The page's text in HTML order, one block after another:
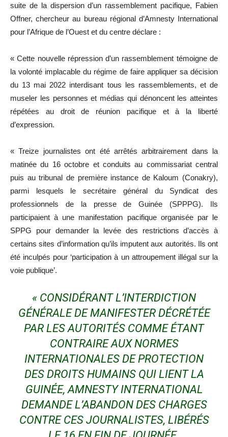
suite de la dispersion d’un rassemblement pacifique, Fabien
Offner, chercheur au bureau régional d’Amnesty International
pour l’Afrique de l’Ouest et du centre déclare :
« Cette nouvelle répression d’un rassemblement témoigne de
la volonté implacable du régime de faire appliquer sa décision
du 13 mai 2022 interdisant tous les rassemblements, et de
museler les personnes et médias qui dénoncent les atteintes
répétées au droit de réunion pacifique et à la liberté
d’expression.
« Treize journalistes ont été arrêtés arbitrairement dans la
matinée du 16 octobre et conduits au commissariat central
puis au tribunal de première instance de Kaloum (Conakry),
parmi lesquels le secrétaire général du Syndicat des
professionnels de la presse de Guinée (SPPPG). Ils
participaient à une manifestation pacifique organisée par le
SPPG pour demander la levée des restrictions d’accès à
certains sites d’information qu’ils imputent aux autorités. Ils ont
été inculpés pour ‘participation à un attroupement illégal sur la
voie publique’.
« CONSIDÉRANT L’INTERDICTION
GÉNÉRALE DE MANIFESTER DÉCRÉTÉE
PAR LES AUTORITÉS COMME ÉTANT
CONTRAIRE AUX NORMES
INTERNATIONALES DE PROTECTION
DES DROITS HUMAINS QUI LIENT LA
GUINÉE, AMNESTY INTERNATIONAL
DEMANDE L’ABANDON DES CHARGES
CONTRE CES JOURNALISTES, LIBÉRÉS